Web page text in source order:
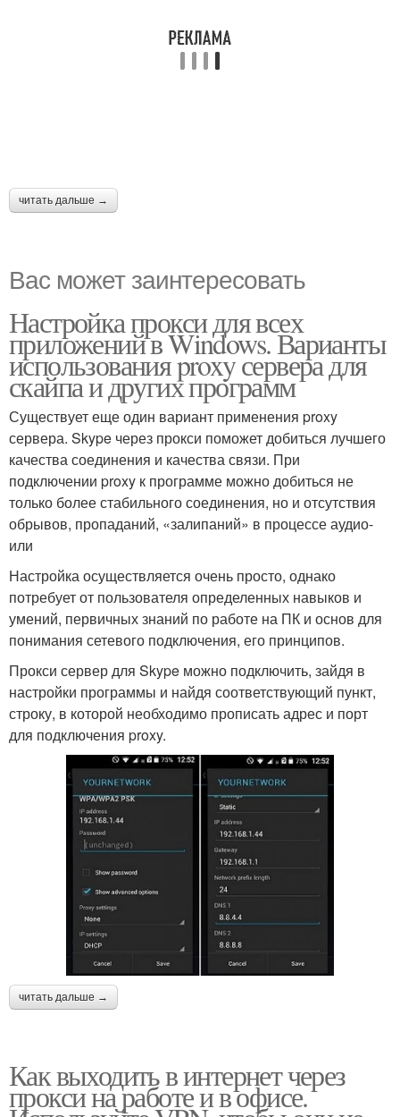
читать дальше →
Вас может заинтересовать
Настройка прокси для всех
приложений в Windows. Варианты
использования proxy сервера для
скайпа и других программ
Существует еще один вариант применения proxy
сервера. Skype через прокси поможет добиться лучшего
качества соединения и качества связи. При
подключении proxy к программе можно добиться не
только более стабильного соединения, но и отсутствия
обрывов, пропаданий, «залипаний» в процессе аудио-
или
Настройка осуществляется очень просто, однако
потребует от пользователя определенных навыков и
умений, первичных знаний по работе на ПК и основ для
понимания сетевого подключения, его принципов.
Прокси сервер для Skype можно подключить, зайдя в
настройки программы и найдя соответствующий пункт,
строку, в которой необходимо прописать адрес и порт
для подключения proxy.
читать дальше →
Как выходить в интернет через
прокси на работе и в офисе.